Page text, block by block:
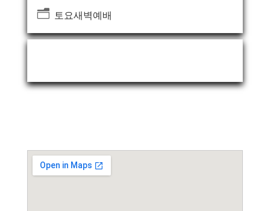
n토요새벽예배